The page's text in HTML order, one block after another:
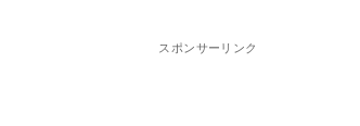
スポンサーリンク